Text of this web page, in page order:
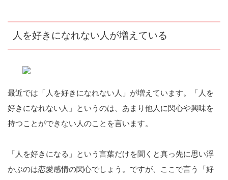
人を好きになれない人が増えている
最近では「人を好きになれない人」が増えています。「人を
好きになれない人」というのは、あまり他人に関心や興味を
持つことができない人のことを言います。
「人を好きになる」という言葉だけを聞くと真っ先に思い浮
かぶのは恋愛感情の関心でしょう。ですが、ここで言う「好